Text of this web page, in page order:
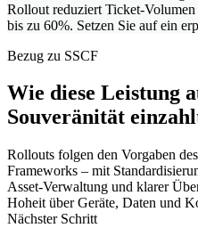
Rollout reduziert Ticket-
bis zu 60%. Setzen Sie auf ein
Bezug zu SSCF
Wie diese Leistung
Souveränität
Rollouts folgen den Vorgaben
Frameworks – mit
Asset-Verwaltung und klarer
Hoheit über Geräte, Daten und
Nächster Schritt